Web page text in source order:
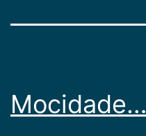
Mocidade…